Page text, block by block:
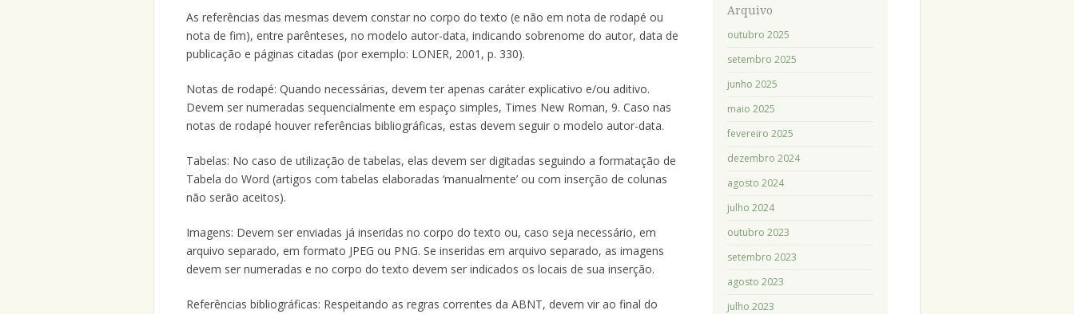
As referências das mesmas devem constar no corpo do texto (e não em nota de rodapé ou
nota de fim), entre parênteses, no modelo autor-data, indicando sobrenome do autor, data de
publicação e páginas citadas (por exemplo: LONER, 2001, p. 330).
Notas de rodapé: Quando necessárias, devem ter apenas caráter explicativo e/ou aditivo.
Devem ser numeradas sequencialmente em espaço simples, Times New Roman, 9. Caso nas
notas de rodapé houver referências bibliográficas, estas devem seguir o modelo autor-data.
Tabelas: No caso de utilização de tabelas, elas devem ser digitadas seguindo a formatação de
Tabela do Word (artigos com tabelas elaboradas ‘manualmente’ ou com inserção de colunas
não serão aceitos).
Imagens: Devem ser enviadas já inseridas no corpo do texto ou, caso seja necessário, em
arquivo separado, em formato JPEG ou PNG. Se inseridas em arquivo separado, as imagens
devem ser numeradas e no corpo do texto devem ser indicados os locais de sua inserção.
Referências bibliográficas: Respeitando as regras correntes da ABNT, devem vir ao final do
Arquivo
outubro 2025
setembro 2025
junho 2025
maio 2025
fevereiro 2025
dezembro 2024
agosto 2024
julho 2024
outubro 2023
setembro 2023
agosto 2023
julho 2023